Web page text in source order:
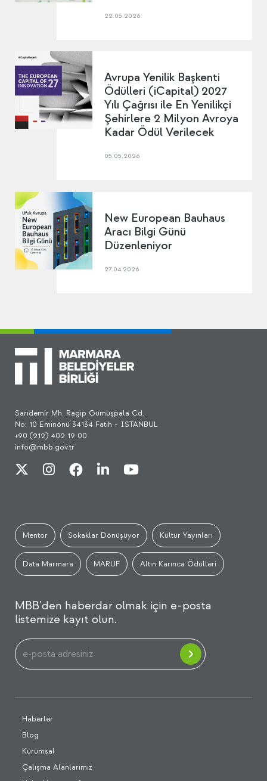
22.05.2026
Avrupa Yenilik Başkenti
Ödülleri (iCapital) 2027
Yılı Çağrısı ile En Yenilikçi
Şehirlere 2 Milyon Avroya
Kadar Ödül Verilecek
05.05.2026
New European Bauhaus
Aracı Bilgi Günü
Düzenleniyor
27.04.2026
Sarıdemir Mh. Ragıp Gümüşpala Cd.
No: 10 Eminönü 34134 Fatih - İSTANBUL
+90 (212) 402 19 00
info@mbb.gov.tr
Mentor Sokaklar Dönüşüyor Kültür Yayınları
Data Marmara MARUF Altın Karınca Ödülleri
MBB'den haberdar olmak için e-posta
listemize kayıt olun.
Haberler
Blog
Kurumsal
Çalışma Alanlarımız